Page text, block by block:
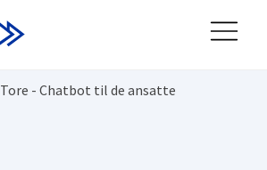
Tore - Chatbot til de ansatte